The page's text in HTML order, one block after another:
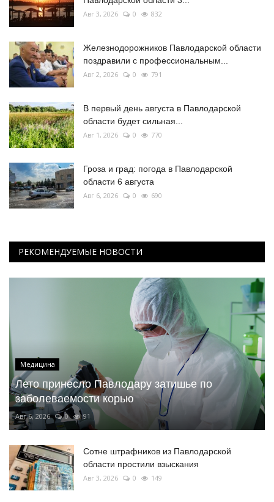
Авг 3, 2026 0 832
Железнодорожников Павлодарской области
поздравили с профессиональным...
Авг 2, 2026 0 791
В первый день августа в Павлодарской
области будет сильная...
Авг 1, 2026 0 770
Гроза и град: погода в Павлодарской
области 6 августа
Авг 6, 2026 0 690
РЕКОМЕНДУЕМЫЕ НОВОСТИ
Медицина
Лето принесло Павлодару затишье по
заболеваемости корью
Авг 6, 2026 0 91
Сотне штрафников из Павлодарской
области простили взыскания
Авг 3, 2026 0 149